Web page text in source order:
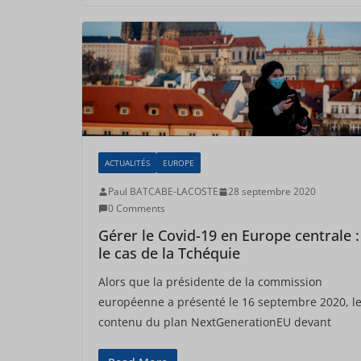
ACTUALITÉS EUROPE
Paul BATCABE-LACOSTE
28 septembre 2020
0 Comments
Gérer le Covid-19 en Europe centrale :
le cas de la Tchéquie
Alors que la présidente de la commission
européenne a présenté le 16 septembre 2020, le
contenu du plan NextGenerationEU devant